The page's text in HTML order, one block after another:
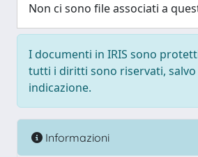
Non ci sono file associati a
I documenti in IRIS sono
tutti i diritti sono riservati, salvo
indicazione.
Informazioni